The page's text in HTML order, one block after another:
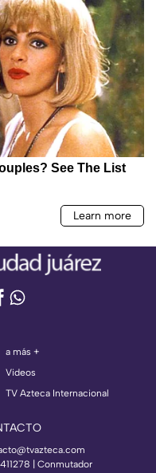
a más +
Videos
TV Azteca Internacional
| Conmutador